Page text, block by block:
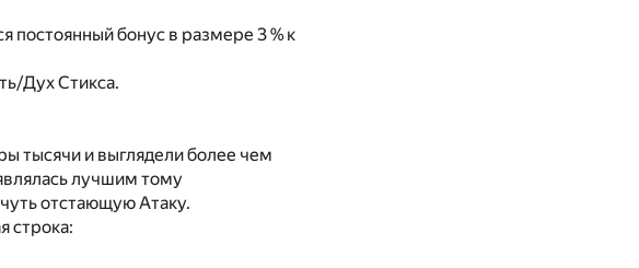
бонус в размере 3 % к
Дух Стикса.
тысячи и выглядели более чем
лучшим тому
отстающую Атаку.
строка: